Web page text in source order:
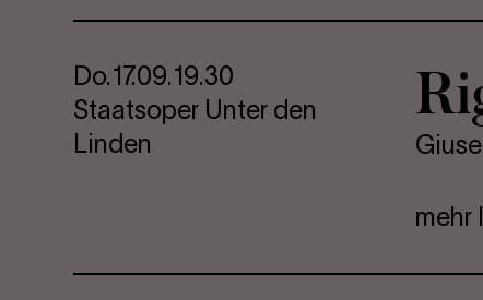
Do.17.09.19.30
Staatsoper Unter den
Linden
mehr